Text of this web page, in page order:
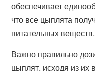
обеспечивает
что все цыплята
питательных веществ.
Важно правильно
цыплят, исходя из их